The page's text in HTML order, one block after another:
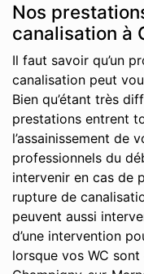
Nos
canalisation à
Il faut savoir qu’un
canalisation peut
Bien qu’étant très
prestations entrent
l’assainissement de
professionnels du
intervenir en cas de
rupture de
peuvent aussi
d’une intervention
lorsque vos WC